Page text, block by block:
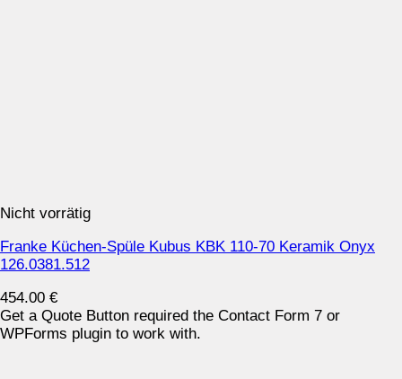
Nicht vorrätig
Franke Küchen-Spüle Kubus KBK 110-70 Keramik Onyx
126.0381.512
454.00 €
Get a Quote Button required the Contact Form 7 or
WPForms plugin to work with.